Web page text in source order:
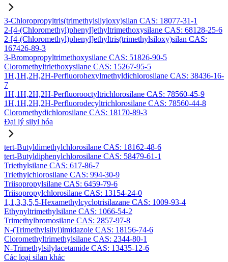
3-Chloropropyltris(trimethylsilyloxy)silan CAS: 18077-31-1
2-[4-(Chloromethyl)phenyl]ethyltrimethoxysilane CAS: 68128-25-6
2-[4-(Chloromethyl)phenyl]ethyltris(trimethylsiloxy)silan CAS:
167426-89-3
3-Bromopropyltrimethoxysilane CAS: 51826-90-5
Cloromethyltriethoxysilane CAS: 15267-95-5
1H,1H,2H,2H-Perfluorohexylmethyldichlorosilane CAS: 38436-16-
7
1H,1H,2H,2H-Perfluorooctyltrichlorosilane CAS: 78560-45-9
1H,1H,2H,2H-Perfluorodecyltrichlorosilane CAS: 78560-44-8
Cloromethydichlorosilane CAS: 18170-89-3
Đại lý silyl hóa
tert-Butyldimethylchlorosilane CAS: 18162-48-6
tert-Butyldiphenylchlorosilane CAS: 58479-61-1
Triethylsilane CAS: 617-86-7
Triethylchlorosilane CAS: 994-30-9
Triisopropylsilane CAS: 6459-79-6
Triisopropylchlorosilane CAS: 13154-24-0
1,1,3,3,5,5-Hexamethylcyclotrisilazane CAS: 1009-93-4
Ethynyltrimethylsilane CAS: 1066-54-2
Trimethylbromosilane CAS: 2857-97-8
N-(Trimethylsilyl)imidazole CAS: 18156-74-6
Cloromethyltrimethylsilane CAS: 2344-80-1
N-Trimethylsilylacetamide CAS: 13435-12-6
Các loại silan khác